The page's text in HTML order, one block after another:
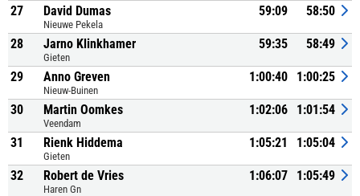
27 David Dumas
Nieuwe Pekela
59:09 58:50
28 Jarno Klinkhamer
Gieten
59:35 58:49
29 Anno Greven
Nieuw-Buinen
1:00:40 1:00:25
30 Martin Oomkes
Veendam
1:02:06 1:01:54
31 Rienk Hiddema
Gieten
1:05:21 1:05:04
32 Robert de Vries
Haren Gn
1:06:07 1:05:49